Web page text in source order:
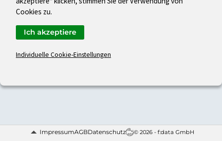
ImpressumAGBDatenschutz © 2026 - f:data GmbH
Cookies zu.
Individuelle Cookie-Einstellungen
Ich akzeptiere